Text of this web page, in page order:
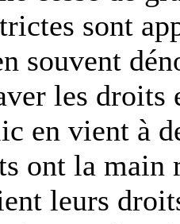
sont
souvent
les droits
en vient à
ont la main
leurs